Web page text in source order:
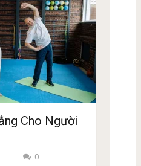
Cho Người
0